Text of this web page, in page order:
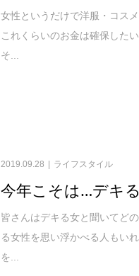
女性というだけで洋服・コス
これくらいのお金は確保した
そ...
2019.09.28 ライフスタイル
今年こそは…デキ
皆さんはデキる女と聞いてど
る女性を思い浮かべる人もい
を...